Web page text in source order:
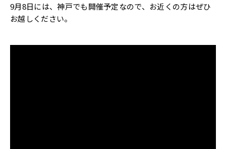
9月8日には、神戸でも開催予定なので、お近くの方はぜひ
お越しください。